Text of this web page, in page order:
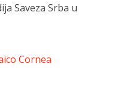
Saveza Srba u
Cornea